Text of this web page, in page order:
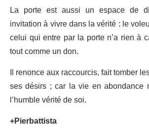
La porte est aussi un espace de
invitation à vivre dans la vérité : le
celui qui entre par la porte n’a rien à
tout comme un don.
Il renonce aux raccourcis, fait tomber
ses désirs ; car la vie en abondance
l’humble vérité de soi.
+Pierbattista